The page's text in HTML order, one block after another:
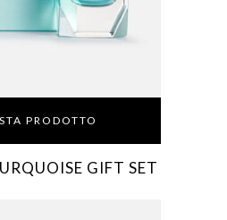
PRODOTTO
GIFT SET